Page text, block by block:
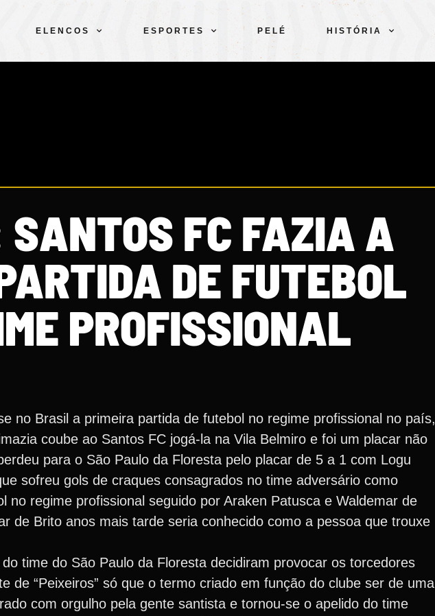
ELENCOS ESPORTES PELÉ HISTÓRIA
CLUBE
SANTOS FC FAZIA A
DE FUTEBOL
PROFISSIONAL
no Brasil a primeira partida de futebol no regime profissional no país,
coube ao Santos FC jogá-la na Vila Belmiro e foi um placar não
para o São Paulo da Floresta pelo placar de 5 a 1 com Logu
sofreu gols de craques consagrados no time adversário como
no regime profissional seguido por Araken Patusca e Waldemar de
de Brito anos mais tarde seria conhecido como a pessoa que trouxe
time do São Paulo da Floresta decidiram provocar os torcedores
de “Peixeiros” só que o termo criado em função do clube ser de uma
com orgulho pela gente santista e tornou-se o apelido do time